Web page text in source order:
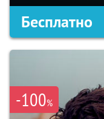
Бесплатно
-100%